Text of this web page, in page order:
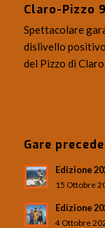
Claro-Pizzo
Spettacolare
dislivello
del Pizzo di
Gare
Edizione
15 Ottobre
Edizione
4 Ottobre